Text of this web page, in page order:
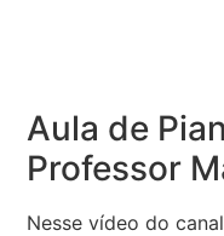
Aula de
Professor
Nesse vídeo do